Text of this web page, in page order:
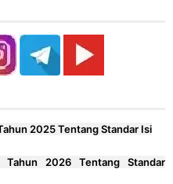
2025 Tentang Standar Isi
Tahun 2026 Tentang Standar